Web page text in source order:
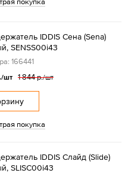
IDDIS Сена (Sena)
SENSS00i43
166441
/шт 1 844 р./шт
покупка
IDDIS Слайд (Slide)
SLISC00i43